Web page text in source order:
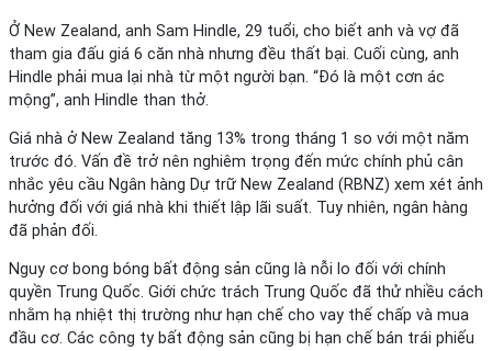
Ở New Zealand, anh Sam Hindle, 29 tuổi, cho biết anh và vợ đã
tham gia đấu giá 6 căn nhà nhưng đều thất bại. Cuối cùng, anh
Hindle phải mua lại nhà từ một người bạn. “Đó là một cơn ác
mộng”, anh Hindle than thở.
Giá nhà ở New Zealand tăng 13% trong tháng 1 so với một năm
trước đó. Vấn đề trở nên nghiêm trọng đến mức chính phủ cân
nhắc yêu cầu Ngân hàng Dự trữ New Zealand (RBNZ) xem xét ảnh
hưởng đối với giá nhà khi thiết lập lãi suất. Tuy nhiên, ngân hàng
đã phản đối.
Nguy cơ bong bóng bất động sản cũng là nỗi lo đối với chính
quyền Trung Quốc. Giới chức trách Trung Quốc đã thử nhiều cách
nhằm hạ nhiệt thị trường như hạn chế cho vay thế chấp và mua
đầu cơ. Các công ty bất động sản cũng bị hạn chế bán trái phiếu